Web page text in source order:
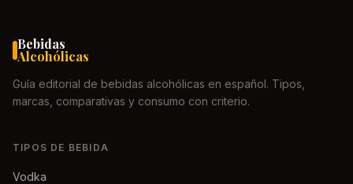
Bebidas
Alcohólicas
Guía editorial de bebidas alcohólicas en español. Tipos,
marcas, comparativas y consumo con criterio.
TIPOS DE BEBIDA
Vodka